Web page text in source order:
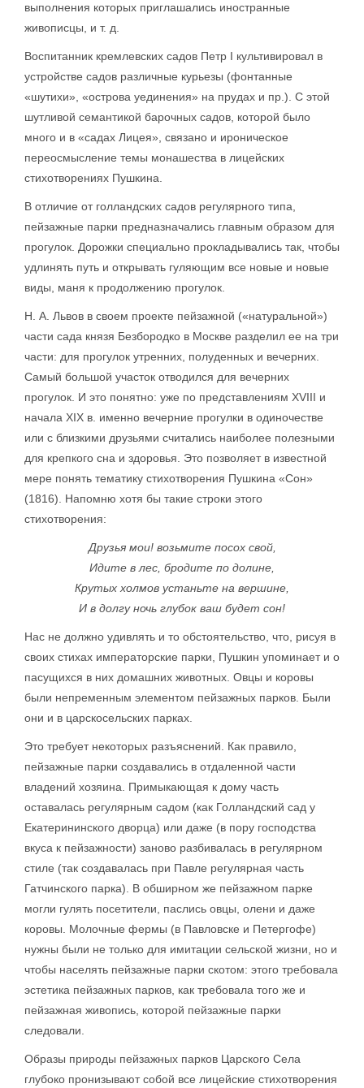
выполнения которых приглашались иностранные
живописцы, и т. д.
Воспитанник кремлевских садов Петр I культивировал в
устройстве садов различные курьезы (фонтанные
«шутихи», «острова уединения» на прудах и пр.). С этой
шутливой семантикой барочных садов, которой было
много и в «садах Лицея», связано и ироническое
переосмысление темы монашества в лицейских
стихотворениях Пушкина.
В отличие от голландских садов регулярного типа,
пейзажные парки предназначались главным образом для
прогулок. Дорожки специально прокладывались так, чтобы
удлинять путь и открывать гуляющим все новые и новые
виды, маня к продолжению прогулок.
Н. А. Львов в своем проекте пейзажной («натуральной»)
части сада князя Безбородко в Москве разделил ее на три
части: для прогулок утренних, полуденных и вечерних.
Самый большой участок отводился для вечерних
прогулок. И это понятно: уже по представлениям XVIII и
начала XIX в. именно вечерние прогулки в одиночестве
или с близкими друзьями считались наиболее полезными
для крепкого сна и здоровья. Это позволяет в известной
мере понять тематику стихотворения Пушкина «Сон»
(1816). Напомню хотя бы такие строки этого
стихотворения:
Друзья мои! возьмите посох свой,
Идите в лес, бродите по долине,
Крутых холмов устаньте на вершине,
И в долгу ночь глубок ваш будет сон!
Нас не должно удивлять и то обстоятельство, что, рисуя в
своих стихах императорские парки, Пушкин упоминает и о
пасущихся в них домашних животных. Овцы и коровы
были непременным элементом пейзажных парков. Были
они и в царскосельских парках.
Это требует некоторых разъяснений. Как правило,
пейзажные парки создавались в отдаленной части
владений хозяина. Примыкающая к дому часть
оставалась регулярным садом (как Голландский сад у
Екатерининского дворца) или даже (в пору господства
вкуса к пейзажности) заново разбивалась в регулярном
стиле (так создавалась при Павле регулярная часть
Гатчинского парка). В обширном же пейзажном парке
могли гулять посетители, паслись овцы, олени и даже
коровы. Молочные фермы (в Павловске и Петергофе)
нужны были не только для имитации сельской жизни, но и
чтобы населять пейзажные парки скотом: этого требовала
эстетика пейзажных парков, как требовала того же и
пейзажная живопись, которой пейзажные парки
следовали.
Образы природы пейзажных парков Царского Села
глубоко пронизывают собой все лицейские стихотворения